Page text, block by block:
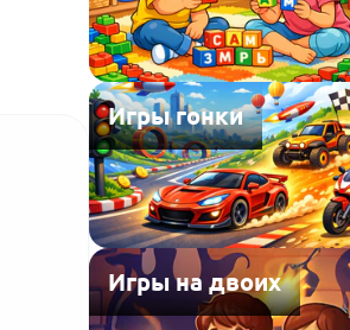
Игры гонки
Игры на двоих